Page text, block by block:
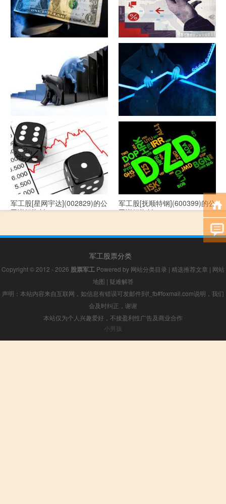
军工股[隆盛科技](300680)的公
军工股[钢研高纳](300034)的公
司详细资料
军工股[--](002335)的公司详细
资料
军工股[华自科技](300490)的公
司详细资料
军工股[星网宇达](002829)的公
司详细资料
军工股[抚顺特钢](600399)的公
司详细资料
军工股票分类
Copyright © 2012 - 2026 股票军工 Powered by 网站分类目录 | 精选推荐文章 | 网站
地图 | 疑难解答
声明：本站内容来自互联网，如信息有错误可发邮件到f_fb#foxmail.com说明，我们
会及时纠正，谢谢
本站仅为个人兴趣爱好，不接盈利性广告及商业合作
小男孩